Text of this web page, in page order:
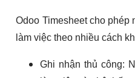
Odoo Timesheet cho phép
làm việc theo nhiều cách
Ghi nhận thủ công: